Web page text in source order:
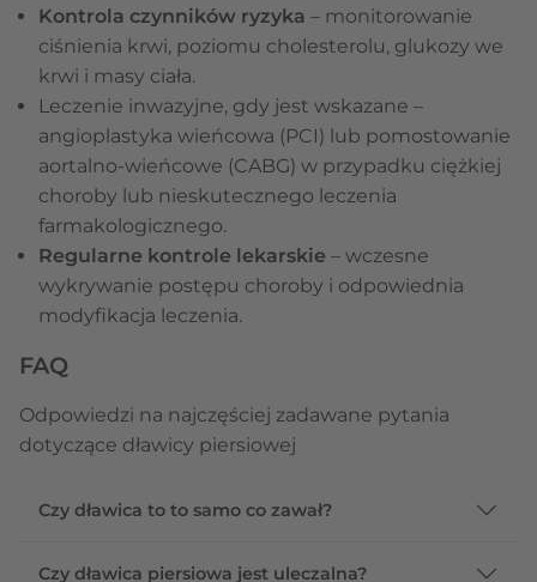
Kontrola czynników ryzyka – monitorowanie
ciśnienia krwi, poziomu cholesterolu, glukozy we
krwi i masy ciała.
Leczenie inwazyjne, gdy jest wskazane –
angioplastyka wieńcowa (PCI) lub pomostowanie
aortalno-wieńcowe (CABG) w przypadku ciężkiej
choroby lub nieskutecznego leczenia
farmakologicznego.
Regularne kontrole lekarskie – wczesne
wykrywanie postępu choroby i odpowiednia
modyfikacja leczenia.
FAQ
Odpowiedzi na najczęściej zadawane pytania
dotyczące dławicy piersiowej
Czy dławica to to samo co zawał?
Czy dławica piersiowa jest uleczalna?